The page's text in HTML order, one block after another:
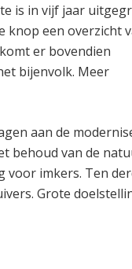
is in vijf jaar
knop een overzicht
er bovendien
bijenvolk. Meer
aan de
behoud van de
imkers. Ten
Grote